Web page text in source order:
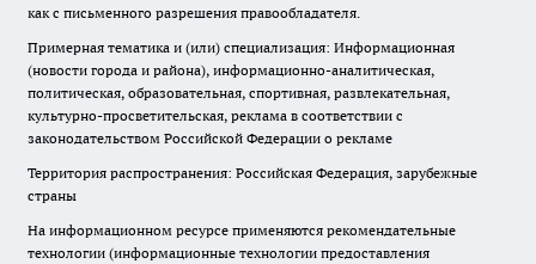
как с письменного разрешения правообладателя.
Примерная тематика и (или) специализация: Информационная
(новости города и района), информационно-аналитическая,
политическая, образовательная, спортивная, развлекательная,
культурно-просветительская, реклама в соответствии с
законодательством Российской Федерации о рекламе
Территория распространения: Российская Федерация, зарубежные
страны
На информационном ресурсе применяются рекомендательные
технологии (информационные технологии предоставления